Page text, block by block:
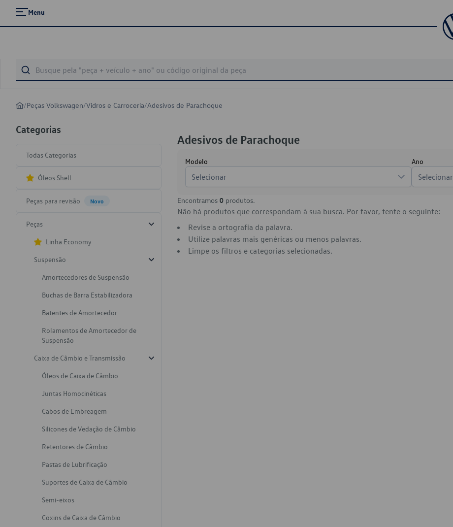
Menu
/Peças Volkswagen/Vidros e Carroceria/Adesivos de Parachoque
Categorias
Todas Categorias
Óleos Shell
Peças para revisão Novo
Peças
Linha Economy
Suspensão
Amortecedores de Suspensão
Buchas de Barra Estabilizadora
Batentes de Amortecedor
Rolamentos de Amortecedor de
Suspensão
Caixa de Câmbio e Transmissão
Óleos de Caixa de Câmbio
Juntas Homocinéticas
Cabos de Embreagem
Silicones de Vedação de Câmbio
Retentores de Câmbio
Pastas de Lubrificação
Suportes de Caixa de Câmbio
Semi-eixos
Coxins de Caixa de Câmbio
Adesivos de Parachoque
Modelo
Selecionar
Ano
Selecionar
Encontramos 0 produtos.
Não há produtos que correspondam à sua busca. Por favor, tente o seguinte:
Revise a ortografia da palavra.
Utilize palavras mais genéricas ou menos palavras.
Limpe os filtros e categorias selecionadas.